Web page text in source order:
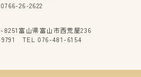
26-2622
富山県富山市西荒屋236
TEL 076-481-6154